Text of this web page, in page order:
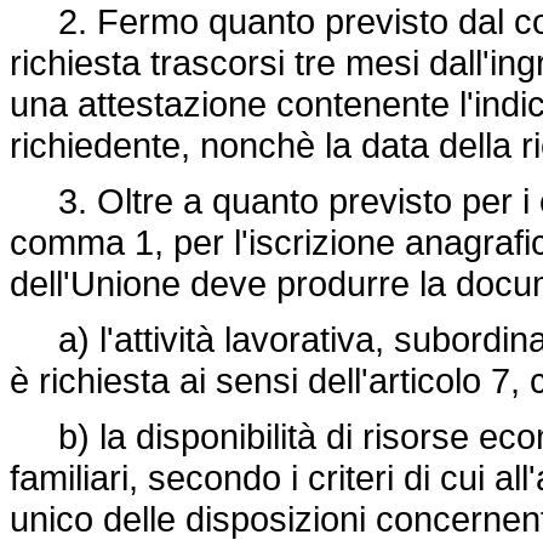
2. Fermo quanto previsto dal
richiesta trascorsi tre mesi
una attestazione contenente
richiedente, nonchè la data della
3. Oltre a quanto previsto per i
comma 1, per l'iscrizione
dell'Unione deve produrre la
a) l'attività lavorativa,
è richiesta ai sensi dell'articolo 7,
b) la disponibilità di risorse
familiari, secondo i criteri di cui
unico delle disposizioni